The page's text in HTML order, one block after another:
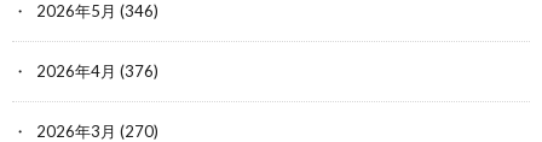
2026年5月 (346)
2026年4月 (376)
2026年3月 (270)